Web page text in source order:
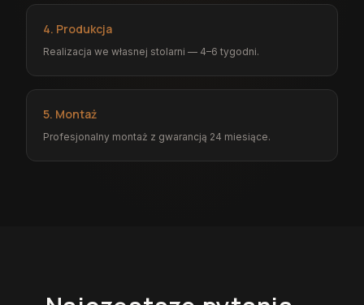
4. Produkcja
Realizacja we własnej stolarni — 4–6 tygodni.
5. Montaż
Profesjonalny montaż z gwarancją 24 miesiące.